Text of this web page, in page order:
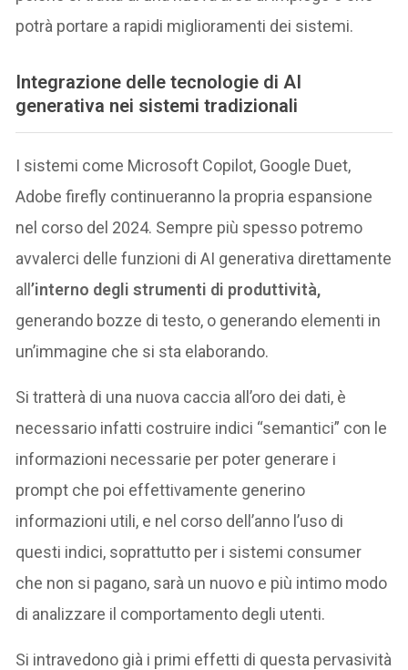
potrà portare a rapidi miglioramenti dei sistemi.
Integrazione delle tecnologie di AI
generativa nei sistemi tradizionali
I sistemi come Microsoft Copilot, Google Duet,
Adobe firefly continueranno la propria espansione
nel corso del 2024. Sempre più spesso potremo
avvalerci delle funzioni di AI generativa direttamente
all’interno degli strumenti di produttività,
generando bozze di testo, o generando elementi in
un’immagine che si sta elaborando.
Si tratterà di una nuova caccia all’oro dei dati, è
necessario infatti costruire indici “semantici” con le
informazioni necessarie per poter generare i
prompt che poi effettivamente generino
informazioni utili, e nel corso dell’anno l’uso di
questi indici, soprattutto per i sistemi consumer
che non si pagano, sarà un nuovo e più intimo modo
di analizzare il comportamento degli utenti.
Si intravedono già i primi effetti di questa pervasività